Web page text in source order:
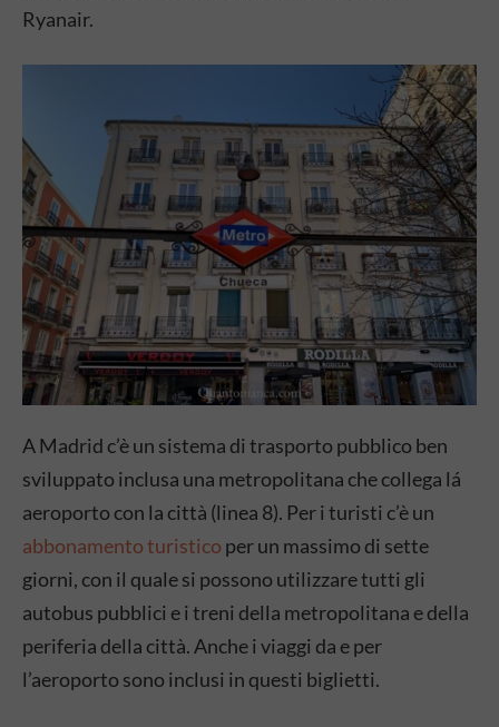
Ryanair.
AMadrid c’è un sistema di trasporto pubblico ben
sviluppato inclusa una metropolitana che collega lá
aeroporto con la città (linea 8). Per i turisti c’è un
abbonamento turistico per un massimo di sette
giorni, con il quale si possono utilizzare tutti gli
autobus pubblici e i treni della metropolitana e della
periferia della città. Anche i viaggi da e per
l’aeroporto sono inclusi in questi biglietti.